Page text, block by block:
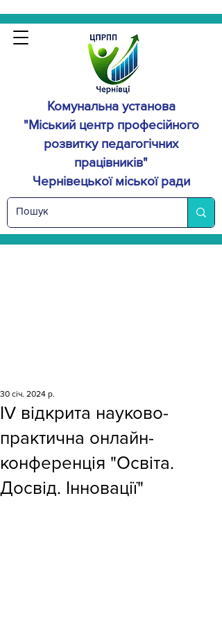
Комунальна установа
"Міський центр професійного
розвитку педагогічних
працівників"
Чернівецької міської ради
ІV відкрита науково-
практична онлайн-
конференція "Освіта.
Досвід. Інновації"
30 січ. 2024 р.